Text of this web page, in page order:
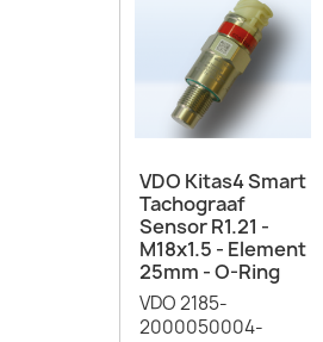
VDO Kitas4 Smart
Tachograaf
Sensor R1.21 -
M18x1.5 - Element
25mm - O-Ring
VDO 2185-
2000050004-